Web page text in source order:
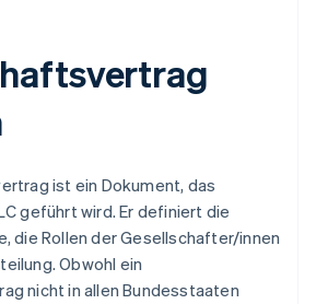
ist ein Dokument, das
geführt wird. Er definiert die
die Rollen der Gesellschafter/innen
Obwohl ein
nicht in allen Bundesstaaten